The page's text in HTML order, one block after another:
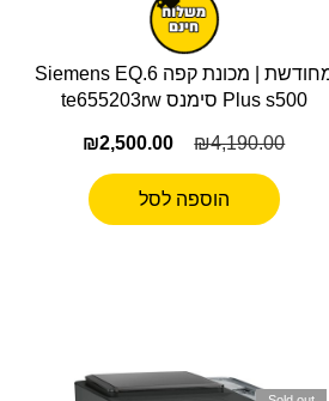
מחודשת | מכונת קפה Siemens EQ.6
Plus s500 סימנס te655203rw
₪4,190.00
₪2,500.00
הוספה לסל